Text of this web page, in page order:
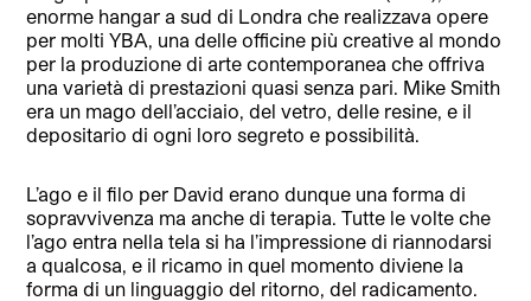
enorme hangar a sud di Londra che realizzava opere
per molti YBA, una delle officine più creative al mondo
per la produzione di arte contemporanea che offriva
una varietà di prestazioni quasi senza pari. Mike Smith
era un mago dell’acciaio, del vetro, delle resine, e il
depositario di ogni loro segreto e possibilità.
L’ago e il filo per David erano dunque una forma di
sopravvivenza ma anche di terapia. Tutte le volte che
l’ago entra nella tela si ha l’impressione di riannodarsi
a qualcosa, e il ricamo in quel momento diviene la
forma di un linguaggio del ritorno, del radicamento.